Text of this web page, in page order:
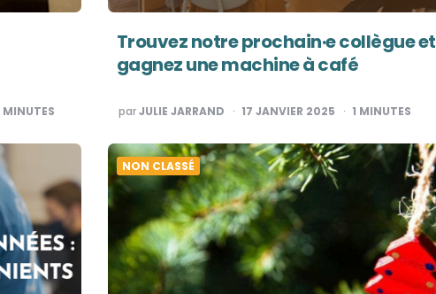
MINUTES
Trouvez notre prochain·e collègue et
gagnez une machine à café
PUBLIÉ
PAR
parJULIE JARRAND 17 JANVIER 2025 1 MINUTES
NON CLASSÉ